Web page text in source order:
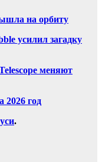
на орбиту
усилил загадку
меняют
2026 год
.